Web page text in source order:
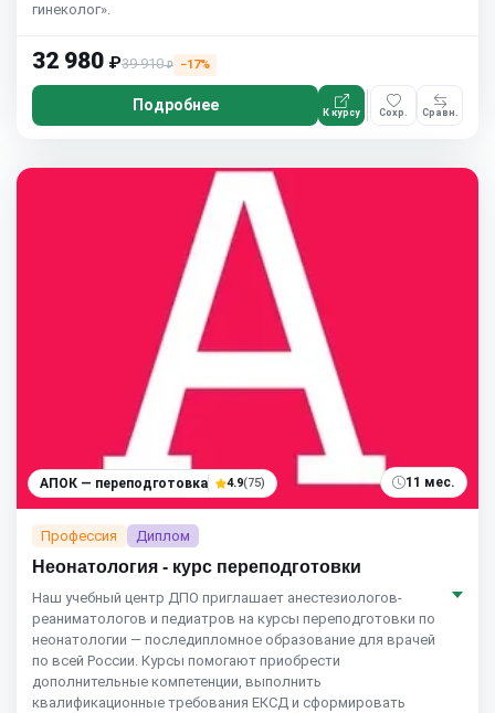
гинеколог».
32 980 ₽39 910₽ −17%
Подробнее К курсу Сохр. Сравн.
АПОК — переподготовка 4.9(75) 11 мес.
Профессия Диплом
Неонатология - курс переподготовки
Наш учебный центр ДПО приглашает анестезиологов-
реаниматологов и педиатров на курсы переподготовки по
неонатологии — последипломное образование для врачей
по всей России. Курсы помогают приобрести
дополнительные компетенции, выполнить
квалификационные требования ЕКСД и сформировать